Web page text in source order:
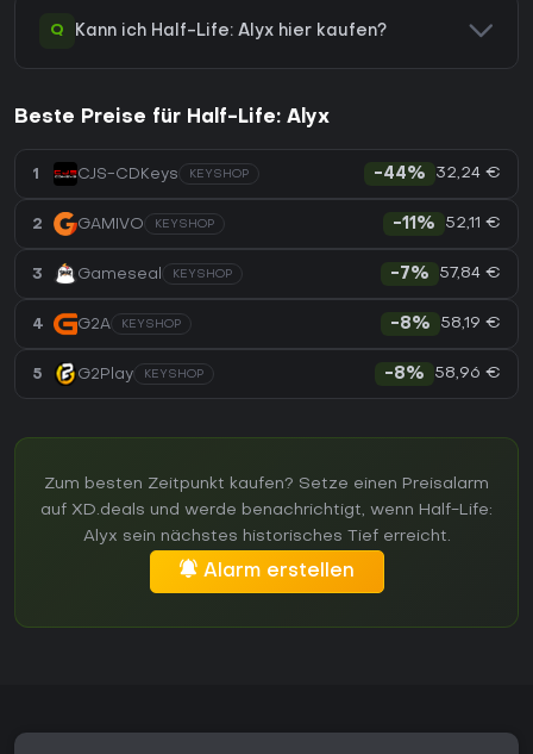
Q Kann ich Half-Life: Alyx hier kaufen?
Beste Preise für Half-Life: Alyx
1 CJS-CDKeys KEYSHOP -44% 32,24 €
2 GAMIVO KEYSHOP -11% 52,11 €
3 Gameseal KEYSHOP -7% 57,84 €
4 G2A KEYSHOP -8% 58,19 €
5 G2Play KEYSHOP -8% 58,96 €
Zum besten Zeitpunkt kaufen? Setze einen Preisalarm
auf XD.deals und werde benachrichtigt, wenn Half-Life:
Alyx sein nächstes historisches Tief erreicht.
Alarm erstellen